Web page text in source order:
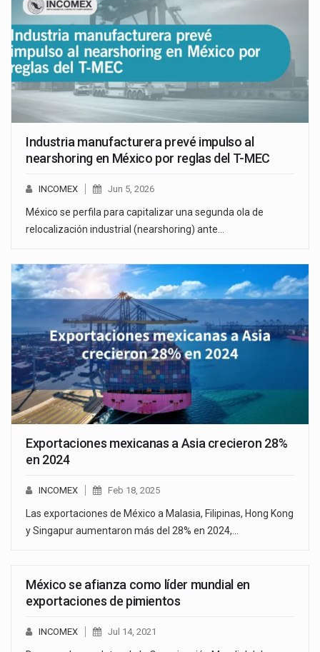
Industria manufacturera prevé impulso al
nearshoring en México por reglas del T-MEC
INCOMEX Jun 5, 2026
México se perfila para capitalizar una segunda ola de
relocalización industrial (nearshoring) ante…
Exportaciones mexicanas a Asia crecieron 28%
en 2024
INCOMEX Feb 18, 2025
Las exportaciones de México a Malasia, Filipinas, Hong Kong
y Singapur aumentaron más del 28% en 2024,…
México se afianza como líder mundial en
exportaciones de pimientos
INCOMEX Jul 14, 2021